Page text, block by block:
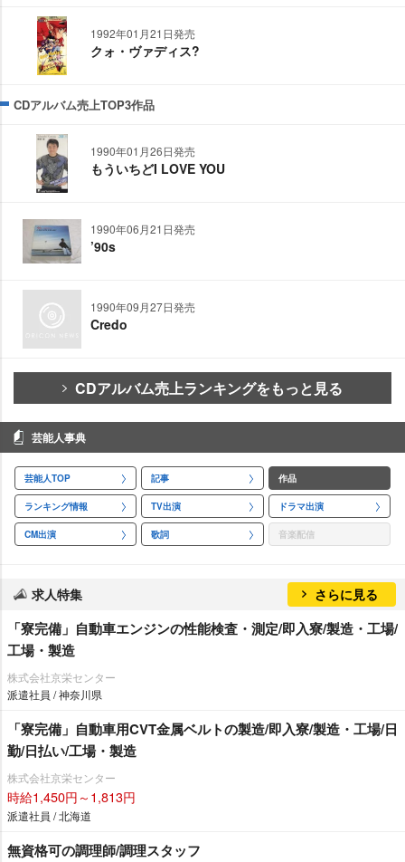
1992年01月21日発売
クォ・ヴァディス?
CDアルバム売上TOP3作品
1990年01月26日発売
もういちどI LOVE YOU
1990年06月21日発売
’90s
1990年09月27日発売
Credo
CDアルバム売上ランキングをもっと見る
芸能人事典
芸能人TOP 記事 作品
ランキング情報 TV出演 ドラマ出演
CM出演 歌詞 音楽配信
求人特集 さらに見る
「寮完備」自動車エンジンの性能検査・測定/即入寮/製造・工場/
工場・製造
株式会社京栄センター
派遣社員 / 神奈川県
「寮完備」自動車用CVT金属ベルトの製造/即入寮/製造・工場/日
勤/日払い/工場・製造
株式会社京栄センター
時給1,450円～1,813円
派遣社員 / 北海道
無資格可の調理師/調理スタッフ